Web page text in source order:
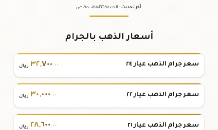
آخر تحديث : الجمعة ٠٧ /٠٨/٢٠٢٦ - ٠٩:٠٥ ص
أسعار الذهب بالجرام
سعر جرام الذهب عيار ٢٤ ٣٢,٧٠٠ .٠٠ ريال
سعر جرام الذهب عيار ٢٢ ٣٠,٠٠٠ .٠٠ ريال
سعر جرام الذهب عيار ٢١ ٢٨,٦٠٠ .٠٠ ريال